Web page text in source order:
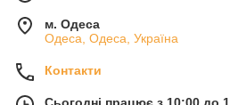
м. Одеса
Одеса, Одеса, Україна
Контакти